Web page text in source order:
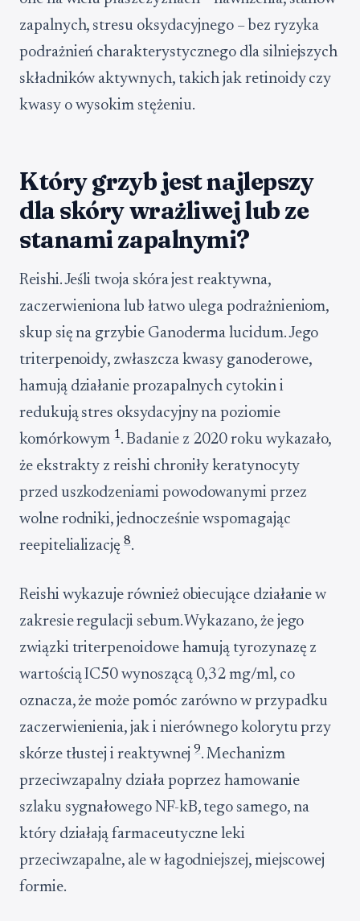
zapalnych, stresu oksydacyjnego – bez ryzyka
podrażnień charakterystycznego dla silniejszych
składników aktywnych, takich jak retinoidy czy
kwasy o wysokim stężeniu.
Który grzyb jest najlepszy
dla skóry wrażliwej lub ze
stanami zapalnymi?
Reishi. Jeśli twoja skóra jest reaktywna,
zaczerwieniona lub łatwo ulega podrażnieniom,
skup się na grzybie Ganoderma lucidum. Jego
triterpenoidy, zwłaszcza kwasy ganoderowe,
hamują działanie prozapalnych cytokin i
redukują stres oksydacyjny na poziomie
komórkowym1. Badanie z 2020 roku wykazało,
że ekstrakty z reishi chroniły keratynocyty
przed uszkodzeniami powodowanymi przez
wolne rodniki, jednocześnie wspomagając
reepitelializację 8.
Reishi wykazuje również obiecujące działanie w
zakresie regulacji sebum. Wykazano, że jego
związki triterpenoidowe hamują tyrozynazę z
wartością IC50 wynoszącą 0,32 mg/ml, co
oznacza, że może pomóc zarówno w przypadku
zaczerwienienia, jak i nierównego kolorytu przy
skórze tłustej i reaktywnej9. Mechanizm
przeciwzapalny działa poprzez hamowanie
szlaku sygnałowego NF-kB, tego samego, na
który działają farmaceutyczne leki
przeciwzapalne, ale w łagodniejszej, miejscowej
formie.